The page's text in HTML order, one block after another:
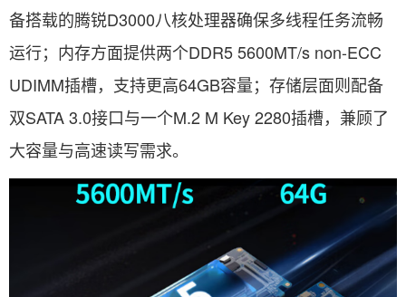
备搭载的腾锐D3000八核处理器确保多线程任务流畅
运行；内存方面提供两个DDR5 5600MT/s non-ECC
UDIMM插槽，支持更高64GB容量；存储层面则配备
双SATA 3.0接口与一个M.2 M Key 2280插槽，兼顾了
大容量与高速读写需求。